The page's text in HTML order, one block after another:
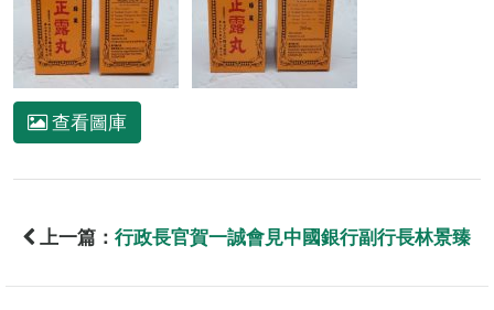
查看圖庫
上一篇： 行政長官賀一誠會見中國銀行副行長林景臻